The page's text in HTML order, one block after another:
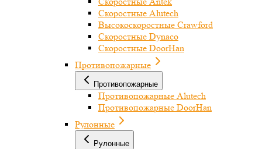
Скоростные Alutech
Высокоскоростные Crawford
Скоростные Dynaco
Скоростные DoorHan
Противопожарные
Противопожарные
Противопожарные Alutech
Противопожарные DoorHan
Рулонные
Рулонные